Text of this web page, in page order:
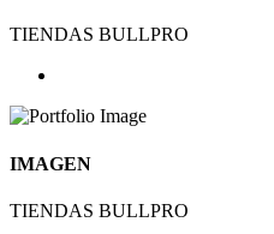
TIENDAS BULLPRO
IMAGEN
TIENDAS BULLPRO